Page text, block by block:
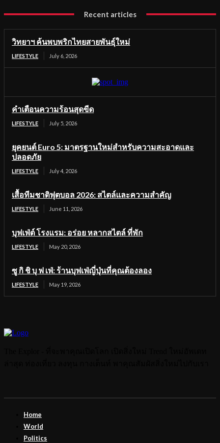
Recent articles
วิทยาฯ ค้นพบพริกไทยสายพันธุ์ใหม่
LIFESTYLE July 6, 2026
คำเตือนความร้อนสุดขีด
LIFESTYLE July 5, 2026
ยุคยนต์ Euro 5: มาตรฐานใหม่สำหรับความสะอาดและ
ปลอดภัย
LIFESTYLE July 4, 2026
เสื้อทีมชาติฟุตบอล 2026: สไตล์และความสำคัญ
LIFESTYLE June 11, 2026
บุฟเฟ่ต์ โรงแรม: อร่อย หลากสไตล์ ที่พัก
LIFESTYLE May 20, 2026
ซู กิ ชิ บุ ฟ เฟ่: ร้านบุฟเฟ่ญี่ปุ่นที่คุณต้องลอง
LIFESTYLE May 19, 2026
Home
World
Politics